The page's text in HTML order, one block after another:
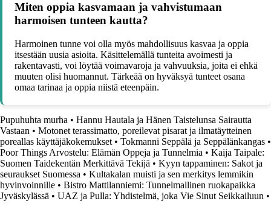
Miten oppia kasvamaan ja vahvistumaan
harmoisen tunteen kautta?
Harmoinen tunne voi olla myös mahdollisuus kasvaa ja oppia
itsestään uusia asioita. Käsittelemällä tunteita avoimesti ja
rakentavasti, voi löytää voimavaroja ja vahvuuksia, joita ei ehkä
muuten olisi huomannut. Tärkeää on hyväksyä tunteet osana
omaa tarinaa ja oppia niistä eteenpäin.
Pupuhuhta murha • Hannu Hautala ja Hänen Taistelunsa Sairautta
Vastaan • Motonet terassimatto, poreilevat pisarat ja ilmatäytteinen
poreallas käyttäjäkokemukset • Tokmanni Seppälä ja Seppälänkangas •
Poor Things Arvostelu: Elämän Oppeja ja Tunnelmia • Kaija Taipale:
Suomen Taidekentän Merkittävä Tekijä • Kyyn tappaminen: Sakot ja
seuraukset Suomessa • Kultakalan muisti ja sen merkitys lemmikin
hyvinvoinnille • Bistro Mattilanniemi: Tunnelmallinen ruokapaikka
Jyväskylässä • UAZ ja Pulla: Yhdistelmä, joka Vie Sinut Seikkailuun •